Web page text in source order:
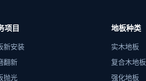
项目
新安装
翻新
抛光
地板种类
实木地板
复合木地板
强化地板